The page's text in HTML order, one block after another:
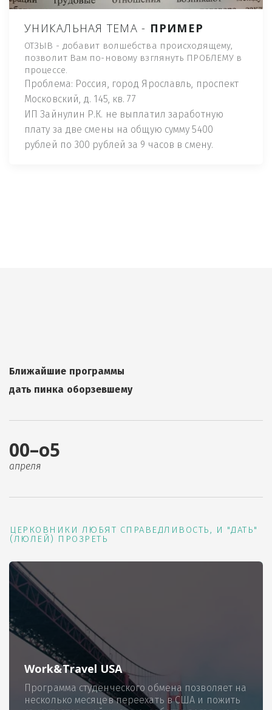
УНИКАЛЬНАЯ ТЕМА - ПРИМЕР
ОТЗЫВ - добавит волшебства происходящему,
позволит Вам по-новому взглянуть ПРОБЛЕМУ в
процессе.
Проблема: Россия, город Ярославль, проспект
Московский, д. 145, кв. 77
ИП Зайнулин Р.К. не выплатил заработную
плату за две смены на общую сумму 5400
рублей по 300 рублей за 9 часов в смену.
Ближайшие программы
дать пинка оборзевшему
00–о5
апреля
ЦЕРКОВНИКИ ЛЮБЯТ СПРАВЕДЛИВОСТЬ, И "ДАТЬ"
(ЛЮЛЕЙ) ПРОЗРЕТЬ
Work&Travel USA
Программа студенческого обмена позволяет на
несколько месяцев переехать в США и пожить